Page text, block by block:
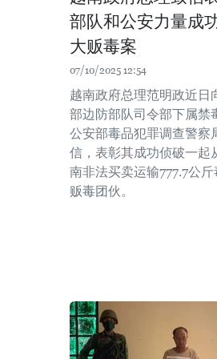
部队和公安力量成
大贩毒案
07/10/2025 12:54
越南政府总理范明政近日
部边防部队司令部下属禁
公安部毒品犯罪调查警察
信，表彰其成功侦破一起
南非法买卖运输777.7公
贩毒团伙。